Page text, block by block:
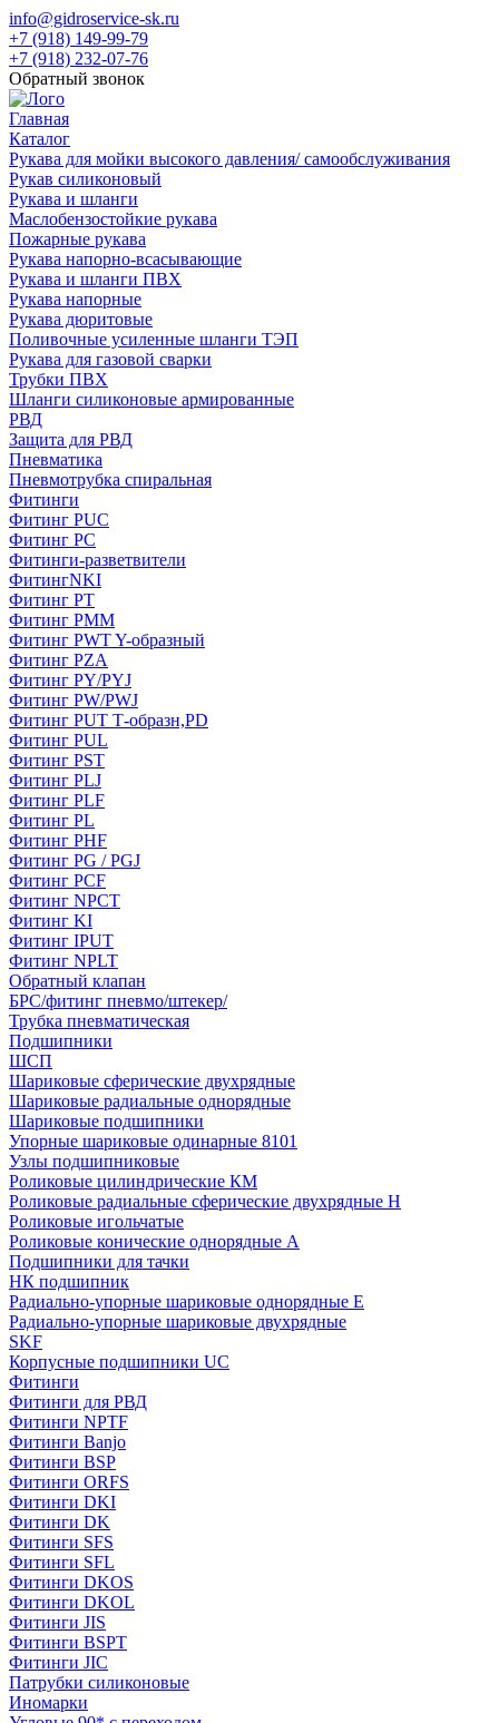
info@gidroservice-sk.ru
+7 (918) 149-99-79
+7 (918) 232-07-76
Обратный звонок
Главная
Каталог
Рукава для мойки высокого давления/ самообслуживания
Рукав силиконовый
Рукава и шланги
Маслобензостойкие рукава
Пожарные рукава
Рукава напорно-всасывающие
Рукава и шланги ПВХ
Рукава напорные
Рукава дюритовые
Поливочные усиленные шланги ТЭП
Рукава для газовой сварки
Трубки ПВХ
Шланги силиконовые армированные
РВД
Защита для РВД
Пневматика
Пневмотрубка спиральная
Фитинги
Фитинг PUC
Фитинг PC
Фитинги-разветвители
ФитингNKI
Фитинг РТ
Фитинг РММ
Фитинг РWT Y-образный
Фитинг PZA
Фитинг PY/PYJ
Фитинг PW/PWJ
Фитинг PUT Т-образн,PD
Фитинг PUL
Фитинг PST
Фитинг PLJ
Фитинг PLF
Фитинг PL
Фитинг PHF
Фитинг PG / PGJ
Фитинг PCF
Фитинг NPCT
Фитинг KI
Фитинг IPUT
Фитинг NPLT
Обратный клапан
БРС/фитинг пневмо/штекер/
Трубка пневматическая
Подшипники
ШСП
Шариковые сферические двухрядные
Шариковые радиальные однорядные
Шариковые подшипники
Упорные шариковые одинарные 8101
Узлы подшипниковые
Роликовые цилиндрические КМ
Роликовые радиальные сферические двухрядные H
Роликовые игольчатые
Роликовые конические однорядные А
Подшипники для тачки
НК подшипник
Радиально-упорные шариковые однорядные Е
Радиально-упорные шариковые двухрядные
SKF
Корпусные подшипники UC
Фитинги
Фитинги для РВД
Фитинги NPTF
Фитинги Banjo
Фитинги BSP
Фитинги ORFS
Фитинги DKI
Фитинги DK
Фитинги SFS
Фитинги SFL
Фитинги DKOS
Фитинги DKOL
Фитинги JIS
Фитинги BSPT
Фитинги JIC
Патрубки силиконовые
Иномарки